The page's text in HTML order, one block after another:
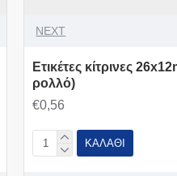
NEXT
Ετικέτες κίτρινες
ρολλό)
€0,56
ΚΑΛΆΘΙ